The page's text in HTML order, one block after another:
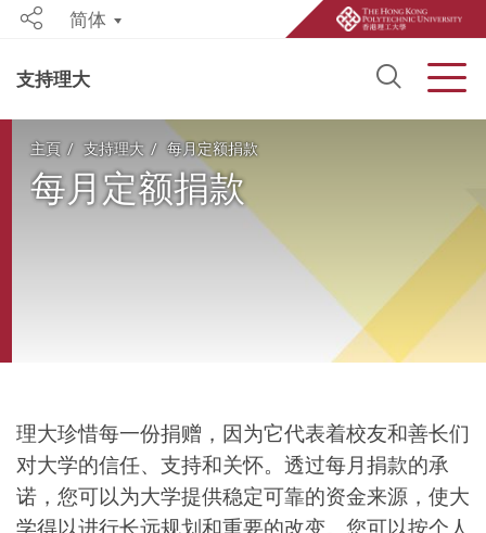
支持理大 Open
Share简体
Start main content
主頁 支持理大 每月定额捐款
每月定额捐款
理大珍惜每一份捐赠，因为它代表着校友和善长们
对大学的信任、支持和关怀。透过每月捐款的承
诺，您可以为大学提供稳定可靠的资金来源，使大
学得以进行长远规划和重要的改变。您可以按个人